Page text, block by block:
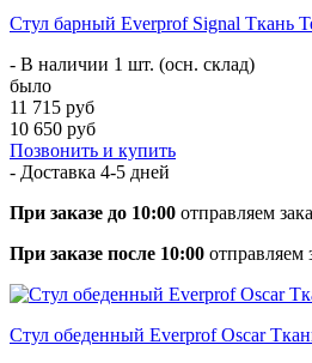
Стул барный Everprof Signal Ткань
- В наличии 1 шт. (осн. склад)
было
11 715 руб
10 650 руб
Позвонить и купить
- Доставка 4-5 дней
При заказе до 10:00 отправляем
При заказе после 10:00 отправляем
Стул обеденный Everprof Oscar